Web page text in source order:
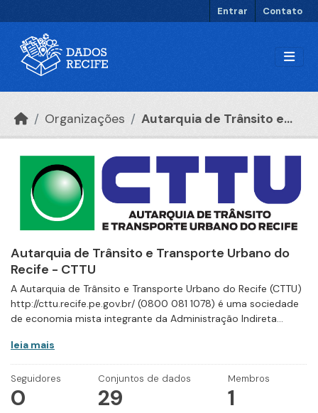
Entrar Contato
Organizações Autarquia de Trânsito e...
Autarquia de Trânsito e Transporte Urbano do
Recife - CTTU
A Autarquia de Trânsito e Transporte Urbano do Recife (CTTU)
http://cttu.recife.pe.gov.br/ (0800 081 1078) é uma sociedade
de economia mista integrante da Administração Indireta...
leia mais
Seguidores
0
Conjuntos de dados
29
Membros
1